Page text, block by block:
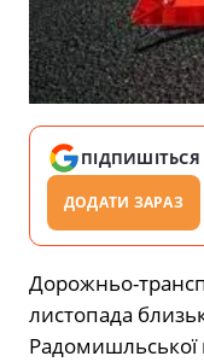
ПІДПИШІТЬСЯ
ДОДАТИ ЗАРАЗ
Дорожньо-
листопада
Радомишльської